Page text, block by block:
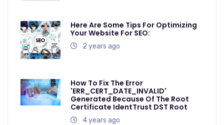
Here Are Some Tips For Optimizing
Your Website For SEO:
2 years ago
How To Fix The Error
'ERR_CERT_DATE_INVALID'
Generated Because Of The Root
Certificate IdentTrust DST Root
4 years ago